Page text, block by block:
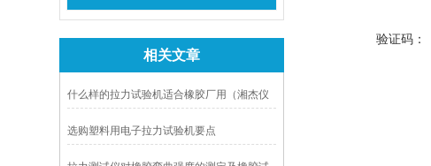
相关文章
什么样的拉力试验机适合橡胶厂用（湘杰仪
选购塑料用电子拉力试验机要点
验证码：